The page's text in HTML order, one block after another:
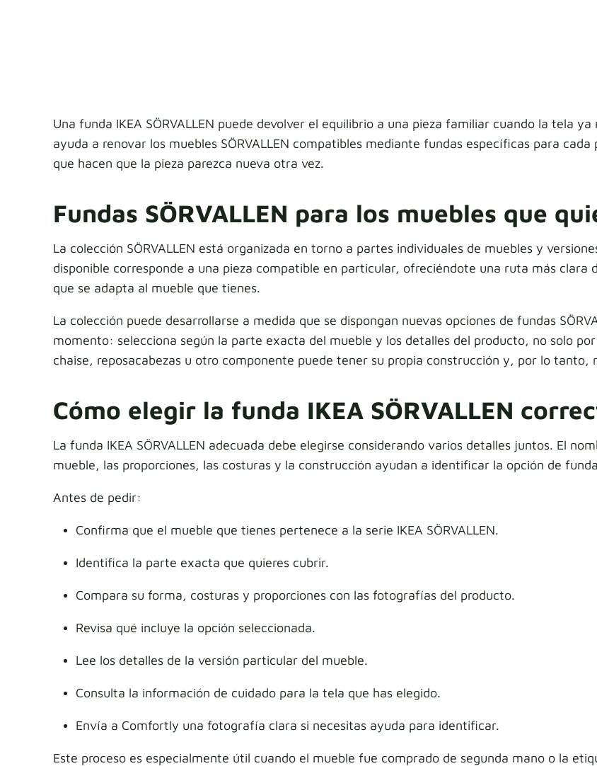
Una funda IKEA SÖRVALLEN puede devolver el equilibrio a una pieza familiar cuando la tela
ayuda a renovar los muebles SÖRVALLEN compatibles mediante fundas específicas para
que hacen que la pieza parezca nueva otra vez.
Fundas SÖRVALLEN para los muebles que
La colección SÖRVALLEN está organizada en torno a partes individuales de muebles y
disponible corresponde a una pieza compatible en particular, ofreciéndote una ruta más clara
que se adapta al mueble que tienes.
La colección puede desarrollarse a medida que se dispongan nuevas opciones de fundas
momento: selecciona según la parte exacta del mueble y los detalles del producto, no solo
chaise, reposacabezas u otro componente puede tener su propia construcción y, por lo tanto,
Cómo elegir la funda IKEA SÖRVALLEN
La funda IKEA SÖRVALLEN adecuada debe elegirse considerando varios detalles juntos. El
mueble, las proporciones, las costuras y la construcción ayudan a identificar la opción de
Antes de pedir:
Confirma que el mueble que tienes pertenece a la serie IKEA SÖRVALLEN.
Identifica la parte exacta que quieres cubrir.
Compara su forma, costuras y proporciones con las fotografías del producto.
Revisa qué incluye la opción seleccionada.
Lee los detalles de la versión particular del mueble.
Consulta la información de cuidado para la tela que has elegido.
Envía a Comfortly una fotografía clara si necesitas ayuda para identificar.
Este proceso es especialmente útil cuando el mueble fue comprado de segunda mano o la